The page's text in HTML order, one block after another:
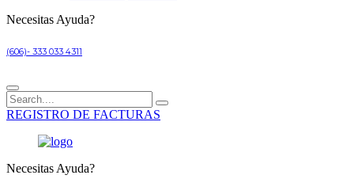
Necesitas Ayuda?
(606)- 333 033 4311
REGISTRO DE FACTURAS
Necesitas Ayuda?